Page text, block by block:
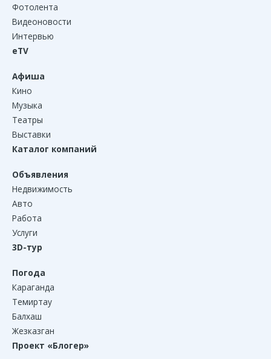
Фотолента
Видеоновости
Интервью
eTV
Афиша
Кино
Музыка
Театры
Выставки
Каталог компаний
Объявления
Недвижимость
Авто
Работа
Услуги
3D-тур
Погода
Караганда
Темиртау
Балхаш
Жезказган
Проект «Блогер»